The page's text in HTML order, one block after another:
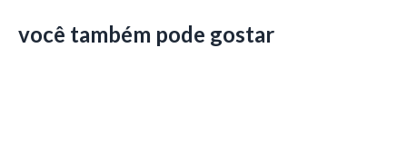
você também pode gostar